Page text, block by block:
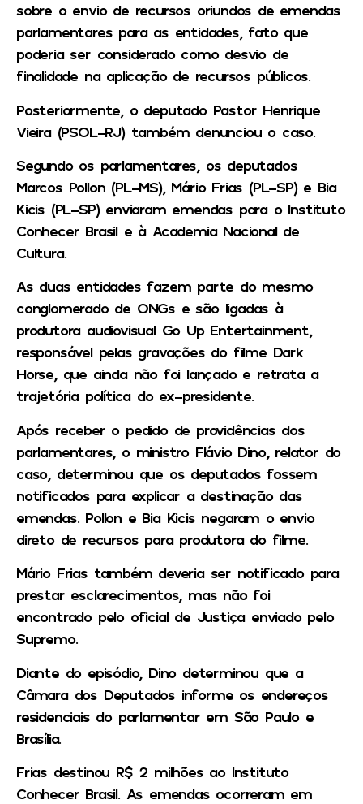
sobre o envio de recursos oriundos de emendas
parlamentares para as entidades, fato que
poderia ser considerado como desvio de
finalidade na aplicação de recursos públicos.
Posteriormente, o deputado Pastor Henrique
Vieira (PSOL-RJ) também denunciou o caso.
Segundo os parlamentares, os deputados
Marcos Pollon (PL-MS), Mário Frias (PL-SP) e Bia
Kicis (PL-SP) enviaram emendas para o Instituto
Conhecer Brasil e à Academia Nacional de
Cultura.
As duas entidades fazem parte do mesmo
conglomerado de ONGs e são ligadas à
produtora audiovisual Go Up Entertainment,
responsável pelas gravações do filme Dark
Horse, que ainda não foi lançado e retrata a
trajetória política do ex-presidente.
Após receber o pedido de providências dos
parlamentares, o ministro Flávio Dino, relator do
caso, determinou que os deputados fossem
notificados para explicar a destinação das
emendas. Pollon e Bia Kicis negaram o envio
direto de recursos para produtora do filme.
Mário Frias também deveria ser notificado para
prestar esclarecimentos, mas não foi
encontrado pelo oficial de Justiça enviado pelo
Supremo.
Diante do episódio, Dino determinou que a
Câmara dos Deputados informe os endereços
residenciais do parlamentar em São Paulo e
Brasília.
Frias destinou R$ 2 milhões ao Instituto
Conhecer Brasil. As emendas ocorreram em